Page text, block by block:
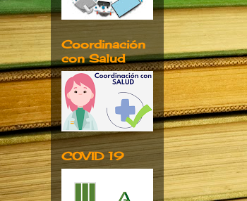
Coordinación
con Salud
COVID 19